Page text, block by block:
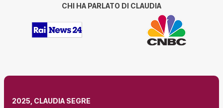
CHI HA PARLATO DI CLAUDIA
2025, CLAUDIA SEGRE